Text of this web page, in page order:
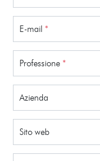
E-mail *
Professione *
Azienda
Sito web